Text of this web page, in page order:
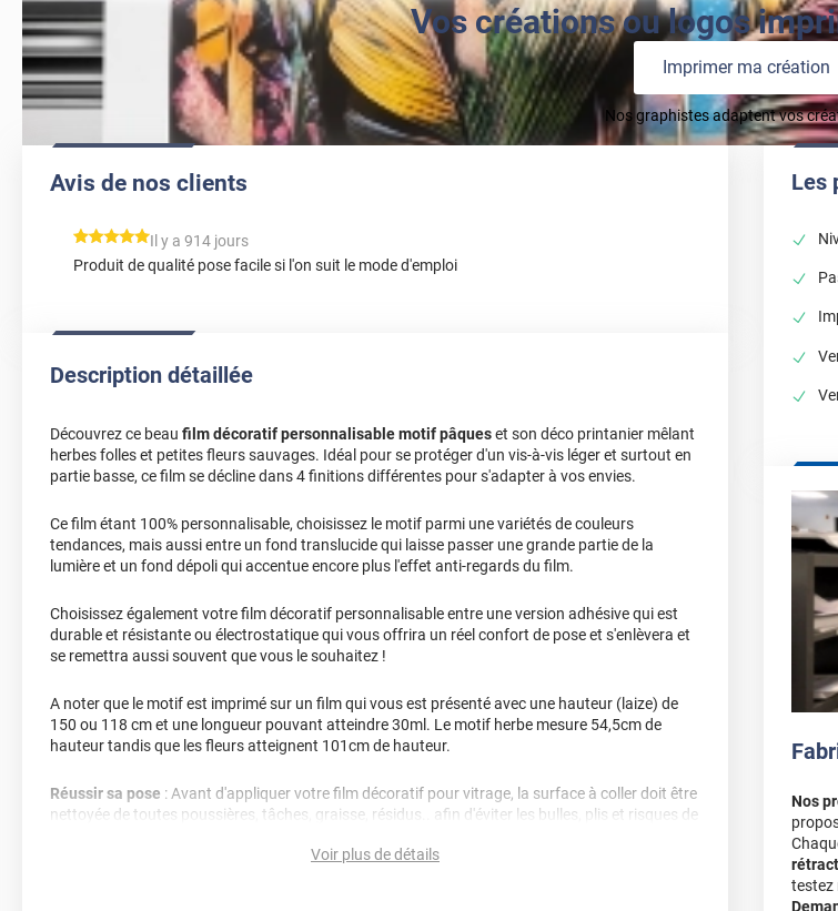
Vos créations ou logos
Imprimer ma création
Nos graphistes adaptent vos
Avis de nos clients
*****
Il y a 914 jours
Produit de qualité pose facile si l'on suit le mode d'emploi
Description détaillée
Découvrez ce beau film décoratif personnalisable motif pâqueset son déco printanier mêlant
herbes folles et petites fleurs sauvages. Idéal pour se protéger d'un vis-à-vis léger et surtout en
partie basse, ce film se décline dans 4 finitions différentes pour s'adapter à vos envies.
Ce film étant 100% personnalisable, choisissez le motif parmi une variétés de couleurs
tendances, mais aussi entre un fond translucide qui laisse passer une grande partie de la
lumière et un fond dépoli qui accentue encore plus l'effet anti-regards du film.
Choisissez également votre film décoratif personnalisable entre une version adhésive qui est
durable et résistante ou électrostatique qui vous offrira un réel confort de pose et s'enlèvera et
se remettra aussi souvent que vous le souhaitez !
A noter que le motif est imprimé sur un film qui vous est présenté avec une hauteur (laize) de
150 ou 118 cm et une longueur pouvant atteindre 30ml. Le motif herbe mesure 54,5cm de
hauteur tandis que les fleurs atteignent 101cm de hauteur.
Réussir sa pose : Avant d'appliquer votre film décoratif pour vitrage, la surface à coller doit être
nettoyée de toutes poussières, tâches, graisse, résidus.. afin d'éviter les bulles, plis et risques de
Voir plus de détails
Les
Nos
testez